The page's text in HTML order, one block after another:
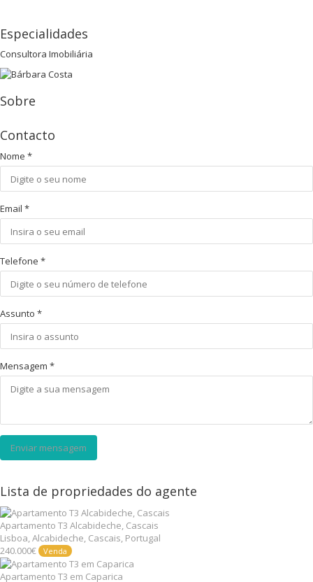
Especialidades
Consultora Imobiliária
Sobre
Contacto
Nome *
Email *
Telefone *
Assunto *
Mensagem *
Enviar mensagem
Lista de propriedades do agente
Apartamento T3 Alcabideche, Cascais
Lisboa, Alcabideche, Cascais, Portugal
240.000€
Venda
Apartamento T3 em Caparica